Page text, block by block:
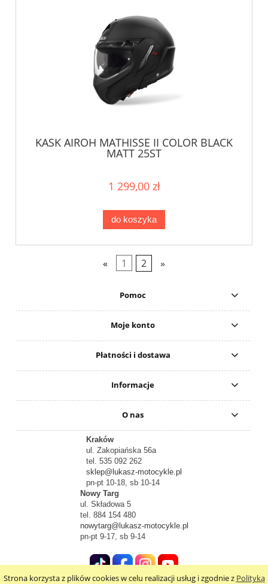
Strona korzysta z plików cookies w celu realizacji usług i zgodnie z Polityką
KASK AIROH MATHISSE II COLOR BLACK
MATT 25ST
1 299,00 zł
do koszyka
« 1 2 »
Pomoc
Moje konto
Płatności i dostawa
Informacje
O nas
Kraków
ul. Zakopiańska 56a
tel. 535 092 262
sklep@lukasz-motocykle.pl
pn-pt 10-18, sb 10-14
Nowy Targ
ul. Składowa 5
tel. 884 154 480
nowytarg@lukasz-motocykle.pl
pn-pt 9-17, sb 9-14